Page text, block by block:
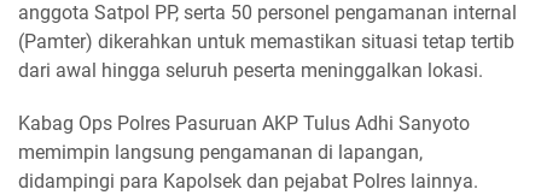
anggota Satpol PP, serta 50 personel pengamanan internal
(Pamter) dikerahkan untuk memastikan situasi tetap tertib
dari awal hingga seluruh peserta meninggalkan lokasi.
Kabag Ops Polres Pasuruan AKP Tulus Adhi Sanyoto
memimpin langsung pengamanan di lapangan,
didampingi para Kapolsek dan pejabat Polres lainnya.